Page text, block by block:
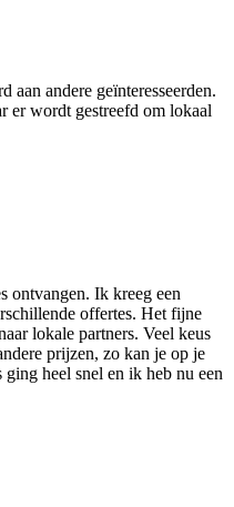
aan andere geïnteresseerden.
er wordt gestreefd om lokaal
ontvangen. Ik kreeg een
offertes. Het fijne
lokale partners. Veel keus
prijzen, zo kan je op je
heel snel en ik heb nu een